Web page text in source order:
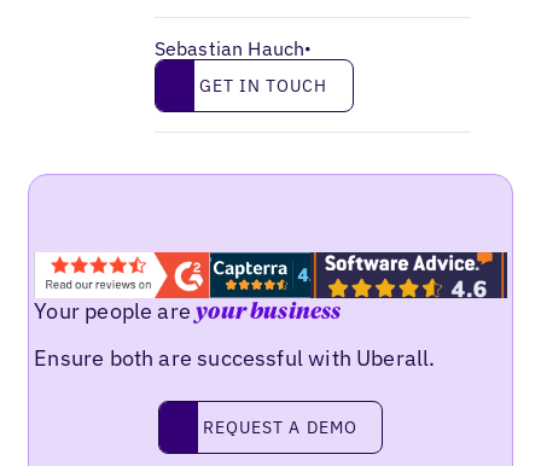
Sebastian Hauch•
Get in touch
GET IN TOUCH
Your people areyour business
Ensure both are successful with Uberall.
Request a demo
REQUEST A DEMO